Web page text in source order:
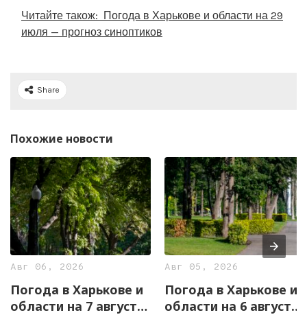
Читайте також: Погода в Харькове и области на 29
июля — прогноз синоптиков
Share
Похожие новости
Авг 06, 2026
Погода в Харькове и
области на 7 августа
Авг 05, 2026
Погода в Харькове и
области на 6 августа